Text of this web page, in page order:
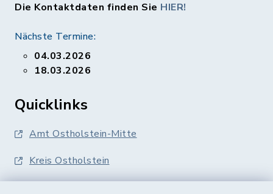
Die Kontaktdaten finden Sie HIER!
Nächste Termine:
04.03.2026
18.03.2026
Quicklinks
Amt Ostholstein-Mitte
Kreis Ostholstein